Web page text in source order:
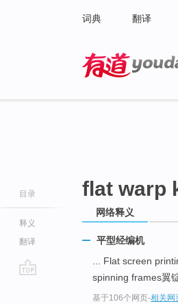
词典 翻译
目录
释义
翻译
flat warp
网络释义
平型经编机
... Flat screen
spinning frames翼
基于106个网页-相关网